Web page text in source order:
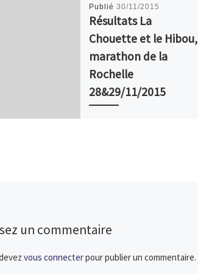
Publié30/11/2015
Résultats La
Chouette et le Hibou,
marathon de la
Rochelle
28&29/11/2015
un commentaire
vous connecterpour publier un commentaire.